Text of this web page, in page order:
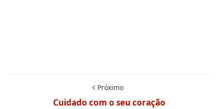
Próximo
Cuidado com o seu coração